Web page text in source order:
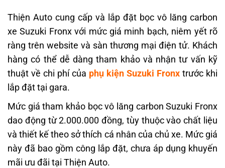
Thiện Auto cung cấp và lắp đặt bọc vô lăng carbon
xe Suzuki Fronx với mức giá minh bạch, niêm yết rõ
ràng trên website và sàn thương mại điện tử. Khách
hàng có thể dễ dàng tham khảo và nhận tư vấn kỹ
thuật về chi phí của phụ kiện Suzuki Fronx trước khi
lắp đặt tại gara.
Mức giá tham khảo bọc vô lăng carbon Suzuki Fronx
dao động từ 2.000.000 đồng, tùy thuộc vào chất liệu
và thiết kế theo sở thích cá nhân của chủ xe. Mức giá
này đã bao gồm công lắp đặt, chưa áp dụng khuyến
mãi ưu đãi tại Thiện Auto.